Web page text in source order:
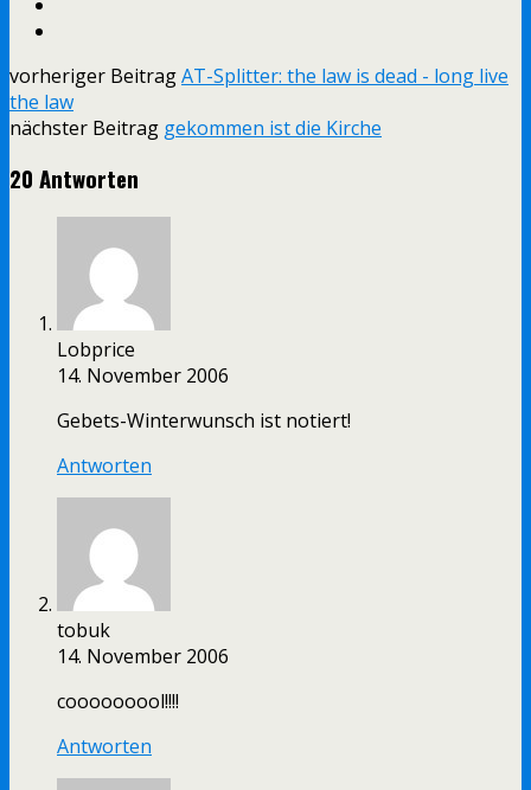
vorheriger BeitragAT-Splitter: the law is dead - long live
the law
nächster Beitrag gekommen ist die Kirche
20 Antworten
Lobprice
14. November 2006
Gebets-Winterwunsch ist notiert!
Antworten
tobuk
14. November 2006
cooooooool!!!!
Antworten